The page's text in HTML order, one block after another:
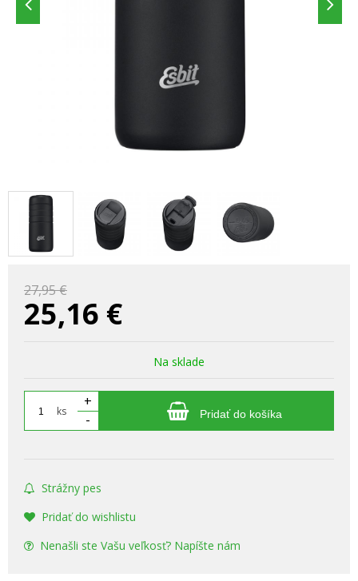
27,95 €
25,16 €
Na sklade
ks
+
-
Pridať do košíka
Strážny pes
Pridať do wishlistu
Nenašli ste Vašu veľkosť? Napíšte nám